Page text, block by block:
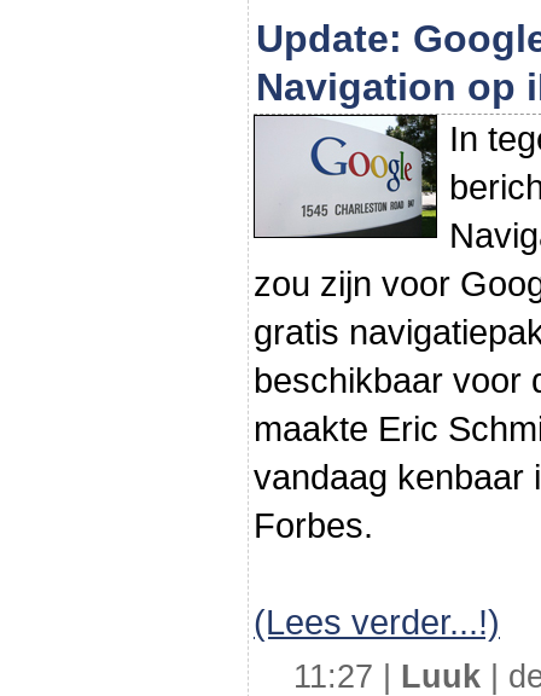
Update:
Navigation op
In
zou zijn voor
gratis
beschikbaar voor
maakte Eric
vandaag kenbaar
Forbes.
(Lees verder...!)
11:27 | Luuk |